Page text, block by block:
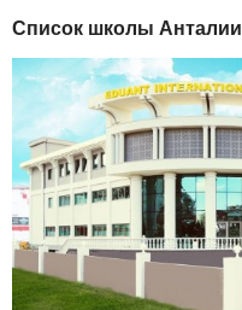
Список школы Анталии